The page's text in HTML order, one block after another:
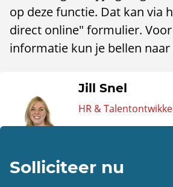
op deze functie. Dat kan via
direct online" formulier.
informatie kun je bellen naar
Jill Snel
HR &
Solliciteer nu